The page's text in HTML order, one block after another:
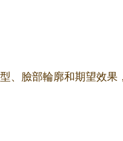
、臉部輪廓和期望效果